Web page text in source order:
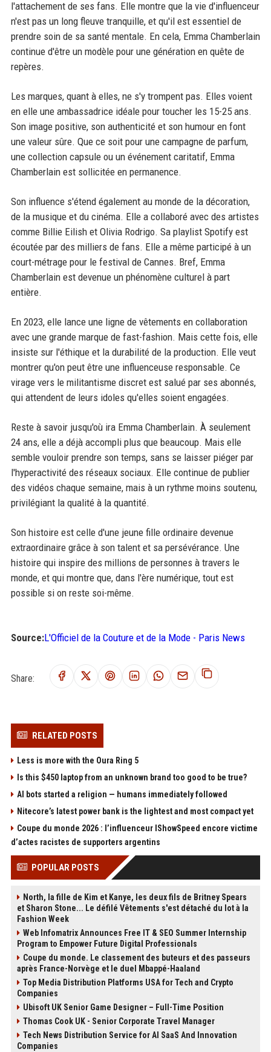
l'attachement de ses fans. Elle montre que la vie d'influenceur
n'est pas un long fleuve tranquille, et qu'il est essentiel de
prendre soin de sa santé mentale. En cela, Emma Chamberlain
continue d'être un modèle pour une génération en quête de
repères.
Les marques, quant à elles, ne s'y trompent pas. Elles voient
en elle une ambassadrice idéale pour toucher les 15-25 ans.
Son image positive, son authenticité et son humour en font
une valeur sûre. Que ce soit pour une campagne de parfum,
une collection capsule ou un événement caritatif, Emma
Chamberlain est sollicitée en permanence.
Son influence s'étend également au monde de la décoration,
de la musique et du cinéma. Elle a collaboré avec des artistes
comme Billie Eilish et Olivia Rodrigo. Sa playlist Spotify est
écoutée par des milliers de fans. Elle a même participé à un
court-métrage pour le festival de Cannes. Bref, Emma
Chamberlain est devenue un phénomène culturel à part
entière.
En 2023, elle lance une ligne de vêtements en collaboration
avec une grande marque de fast-fashion. Mais cette fois, elle
insiste sur l'éthique et la durabilité de la production. Elle veut
montrer qu'on peut être une influenceuse responsable. Ce
virage vers le militantisme discret est salué par ses abonnés,
qui attendent de leurs idoles qu'elles soient engagées.
Reste à savoir jusqu'où ira Emma Chamberlain. À seulement
24 ans, elle a déjà accompli plus que beaucoup. Mais elle
semble vouloir prendre son temps, sans se laisser piéger par
l'hyperactivité des réseaux sociaux. Elle continue de publier
des vidéos chaque semaine, mais à un rythme moins soutenu,
privilégiant la qualité à la quantité.
Son histoire est celle d'une jeune fille ordinaire devenue
extraordinaire grâce à son talent et sa persévérance. Une
histoire qui inspire des millions de personnes à travers le
monde, et qui montre que, dans l'ère numérique, tout est
possible si on reste soi-même.
Source:L'Officiel de la Couture et de la Mode - Paris News
Share:
RELATED POSTS
Less is more with the Oura Ring 5
Is this $450 laptop from an unknown brand too good to be true?
AI bots started a religion — humans immediately followed
Nitecore’s latest power bank is the lightest and most compact yet
Coupe du monde 2026 : l’influenceur IShowSpeed encore victime
d’actes racistes de supporters argentins
POPULAR POSTS
North, la fille de Kim et Kanye, les deux fils de Britney Spears
et Sharon Stone... Le défilé Vêtements s'est détaché du lot à la
Fashion Week
Web Infomatrix Announces Free IT & SEO Summer Internship
Program to Empower Future Digital Professionals
Coupe du monde. Le classement des buteurs et des passeurs
après France-Norvège et le duel Mbappé-Haaland
Top Media Distribution Platforms USA for Tech and Crypto
Companies
Ubisoft UK Senior Game Designer – Full-Time Position
Thomas Cook UK - Senior Corporate Travel Manager
Tech News Distribution Service for AI SaaS And Innovation
Companies